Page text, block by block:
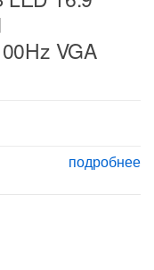
VGA
подробнее